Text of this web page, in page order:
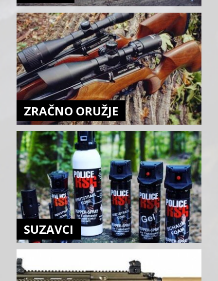
ZRAČNO ORUŽJE
SUZAVCI